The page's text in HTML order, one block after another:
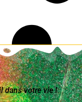
dans votre vie !